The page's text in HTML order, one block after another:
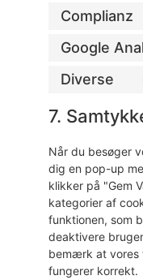
Complianz
Google
Diverse
7.
Når du besøger
dig en pop-up
klikker på "Gem
kategorier af
funktionen, som
deaktivere
bemærk at vores
fungerer korrekt.